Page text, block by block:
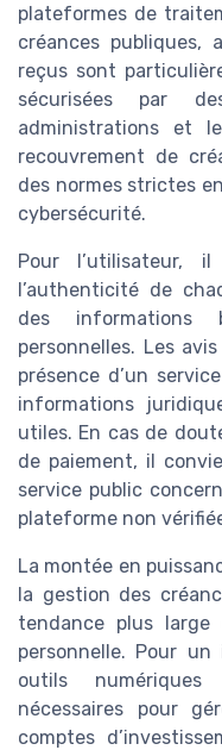
plateformes de
créances publiques,
reçus sont
sécurisées par
administrations et
recouvrement de
des normes strictes
cybersécurité.
Pour l’utilisateur,
l’authenticité de
des informations
personnelles. Les
présence d’un
informations
utiles. En cas de
de paiement, il
service public
plateforme non
La montée en
la gestion des
tendance plus
personnelle. Pour
outils numériques
nécessaires pour
comptes